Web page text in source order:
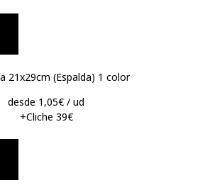
21x29cm (Espalda) 1 color
desde 1,05€ / ud
+Cliche 39€